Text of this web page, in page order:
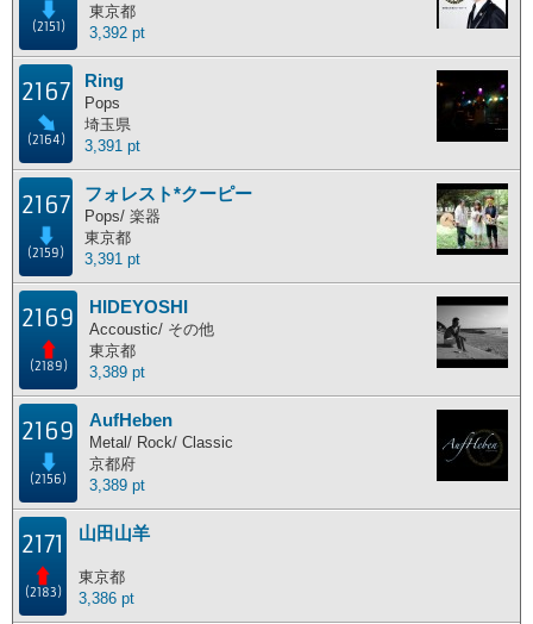
(2151)
東京都
3,392 pt
2167
(2164)
Ring
Pops
埼玉県
3,391 pt
2167
(2159)
フォレスト*クーピー
Pops/ 楽器
東京都
3,391 pt
2169
(2189)
HIDEYOSHI
Accoustic/ その他
東京都
3,389 pt
2169
(2156)
AufHeben
Metal/ Rock/ Classic
京都府
3,389 pt
2171
(2183)
山田山羊
東京都
3,386 pt